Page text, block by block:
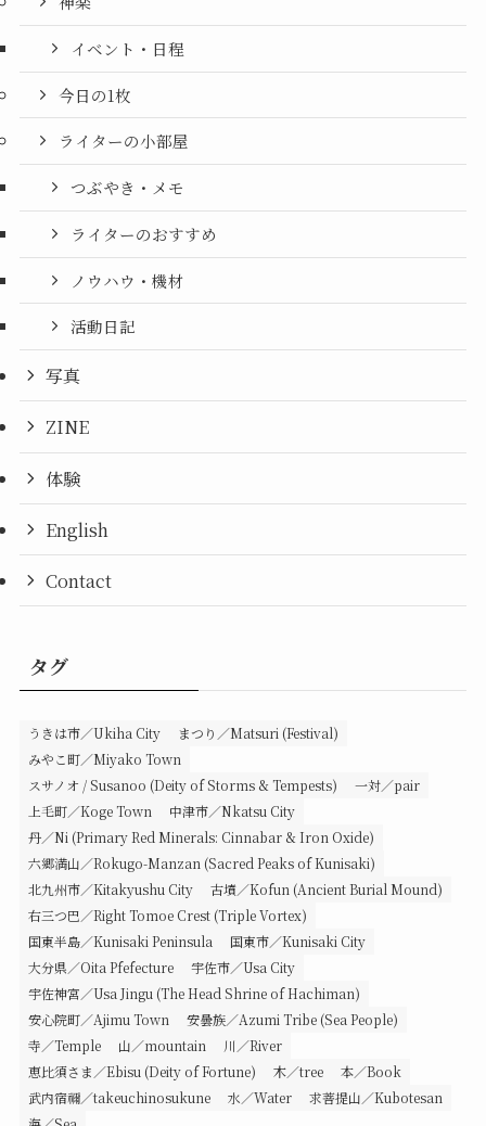
イベント・日程
今日の1枚
ライターの小部屋
つぶやき・メモ
ライターのおすすめ
ノウハウ・機材
活動日記
写真
ZINE
体験
English
Contact
タグ
うきは市／Ukiha City
まつり／Matsuri (Festival)
みやこ町／Miyako Town
スサノオ / Susanoo (Deity of Storms & Tempests)
一対／pair
上毛町／Koge Town
中津市／Nkatsu City
丹／Ni (Primary Red Minerals: Cinnabar & Iron Oxide)
六郷満山／Rokugo-Manzan (Sacred Peaks of Kunisaki)
北九州市／Kitakyushu City
古墳／Kofun (Ancient Burial Mound)
右三つ巴／Right Tomoe Crest (Triple Vortex)
国東半島／Kunisaki Peninsula
国東市／Kunisaki City
大分県／Oita Pfefecture
宇佐市／Usa City
宇佐神宮／Usa Jingu (The Head Shrine of Hachiman)
安心院町／Ajimu Town
安曇族／Azumi Tribe (Sea People)
寺／Temple
山／mountain
川／River
恵比須さま／Ebisu (Deity of Fortune)
木／tree
本／Book
武内宿禰／takeuchinosukune
水／Water
求菩提山／Kubotesan